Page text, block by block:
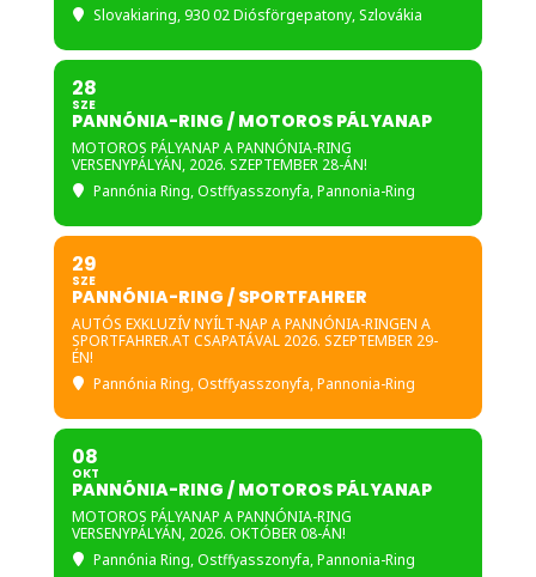
Slovakiaring, 930 02 Diósförgepatony, Szlovákia
28
SZE
PANNÓNIA-RING / MOTOROS PÁLYANAP
MOTOROS PÁLYANAP A PANNÓNIA-RING
VERSENYPÁLYÁN, 2026. SZEPTEMBER 28-ÁN!
Pannónia Ring, Ostffyasszonyfa, Pannonia-Ring
29
SZE
PANNÓNIA-RING / SPORTFAHRER
AUTÓS EXKLUZÍV NYÍLT-NAP A PANNÓNIA-RINGEN A
SPORTFAHRER.AT CSAPATÁVAL 2026. SZEPTEMBER 29-
ÉN!
Pannónia Ring, Ostffyasszonyfa, Pannonia-Ring
08
OKT
PANNÓNIA-RING / MOTOROS PÁLYANAP
MOTOROS PÁLYANAP A PANNÓNIA-RING
VERSENYPÁLYÁN, 2026. OKTÓBER 08-ÁN!
Pannónia Ring, Ostffyasszonyfa, Pannonia-Ring